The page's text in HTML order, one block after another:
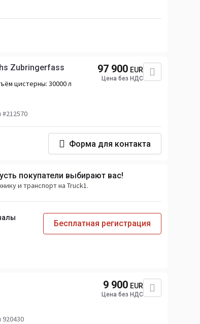
Zubringerfass
цистерны: 30000 л
97 900 EUR
Цена без НДС
Форма для контакта
покупатели выбирают вас!
и транспорт на Truck1.
Бесплатная регистрация
9 900 EUR
Цена без НДС